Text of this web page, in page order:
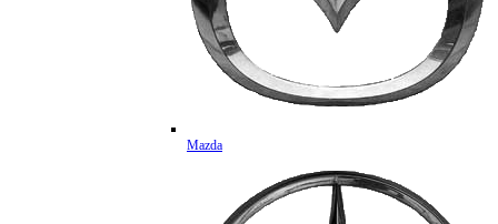
Mazda